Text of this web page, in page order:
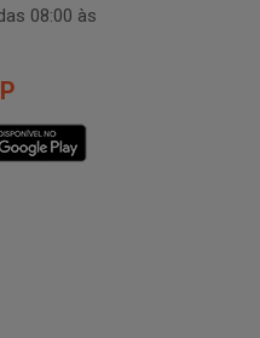
08:00 às